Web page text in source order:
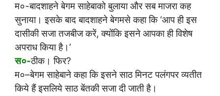
म०-बादशाहने बेगम साहेबाको बुलाया और सब माजरा कह
सुनाया। इसके बाद बादशाहने बेगमसे कहा कि ‘आप ही इस
दासीकी सजा तजबीज करें, क्योंकि इसने आपका ही विशेष
अपराध किया है।’
स०-ठीक। फिर?
म०–बेगम साहेबाने कहा कि इसने साठ मिनट पलंगपर व्यतीत
किये हैं इसलिये साठ बेंतकी सजा दी जाती है।